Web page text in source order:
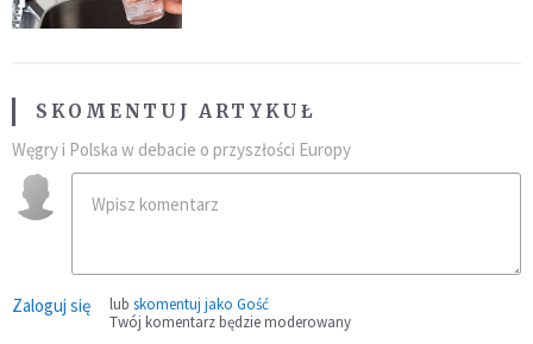
SKOMENTUJ ARTYKUŁ
Węgry i Polska w debacie o przyszłości Europy
Zaloguj się lub skomentuj jako Gość
Twój komentarz będzie moderowany